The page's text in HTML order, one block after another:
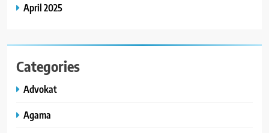
April 2025
Categories
Advokat
Agama